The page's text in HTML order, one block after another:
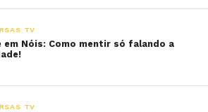
TV
em Nóis: Como mentir só falando a
TV